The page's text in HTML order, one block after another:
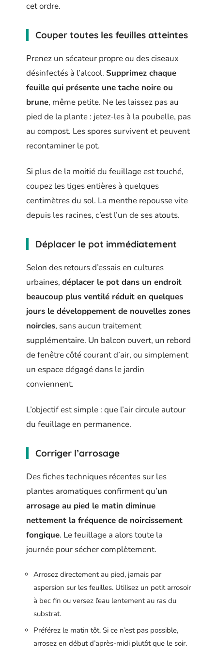
cet ordre.
Couper toutes les feuilles atteintes
Prenez un sécateur propre ou des ciseaux
désinfectés à l’alcool. Supprimez chaque
feuille qui présente une tache noire ou
brune, même petite. Ne les laissez pas au
pied de la plante : jetez-les à la poubelle, pas
au compost. Les spores survivent et peuvent
recontaminer le pot.
Si plus de la moitié du feuillage est touché,
coupez les tiges entières à quelques
centimètres du sol. La menthe repousse vite
depuis les racines, c’est l’un de ses atouts.
Déplacer le pot immédiatement
Selon des retours d’essais en cultures
urbaines, déplacer le pot dans un endroit
beaucoup plus ventilé réduit en quelques
jours le développement de nouvelles zones
noircies, sans aucun traitement
supplémentaire. Un balcon ouvert, un rebord
de fenêtre côté courant d’air, ou simplement
un espace dégagé dans le jardin
conviennent.
L’objectif est simple : que l’air circule autour
du feuillage en permanence.
Corriger l’arrosage
Des fiches techniques récentes sur les
plantes aromatiques confirment qu’un
arrosage au pied le matin diminue
nettement la fréquence de noircissement
fongique. Le feuillage a alors toute la
journée pour sécher complètement.
Arrosez directement au pied, jamais par
aspersion sur les feuilles. Utilisez un petit arrosoir
à bec fin ou versez l’eau lentement au ras du
substrat.
Préférez le matin tôt. Si ce n’est pas possible,
arrosez en début d’après-midi plutôt que le soir.